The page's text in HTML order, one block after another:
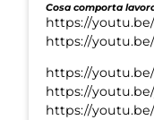
Cosa comporta
https://youtu.be/
https://
https://
https://
https://